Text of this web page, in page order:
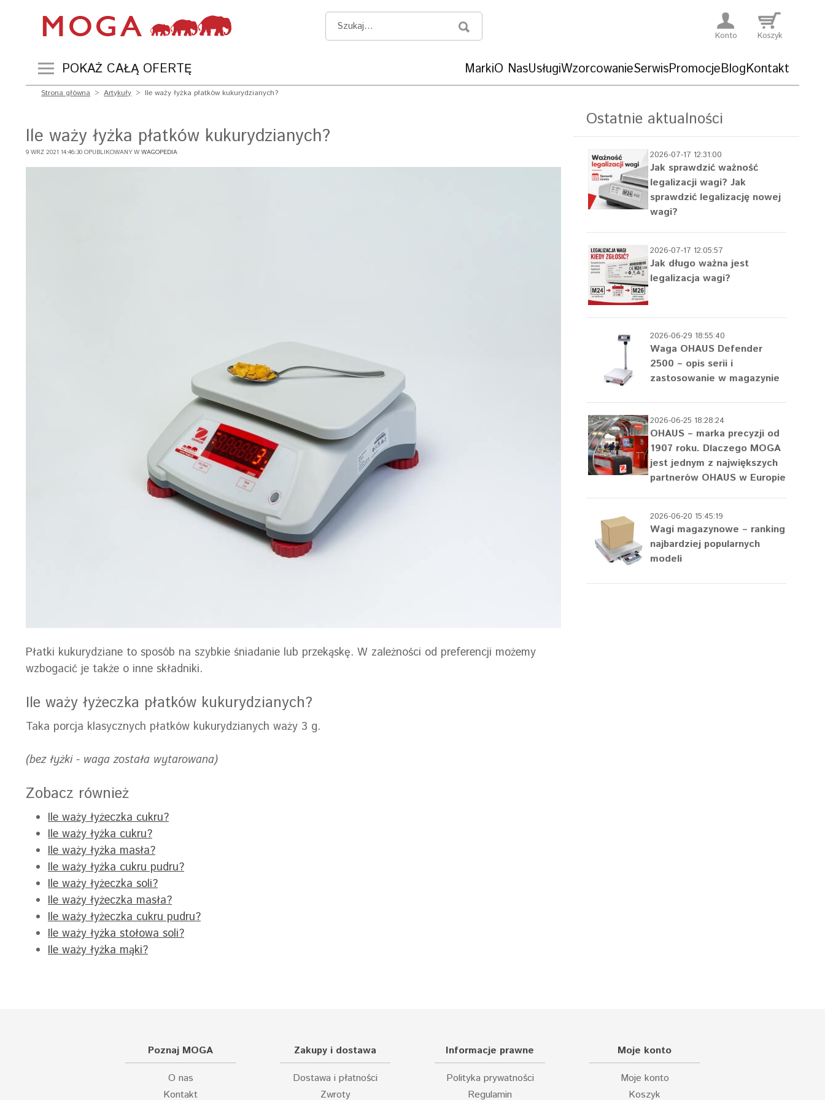
Konto Koszyk
POKAŻ CAŁĄ OFERTĘ MarkiO NasUsługiWzorcowanieSerwisPromocjeBlogKontakt
Strona główna > Artykuły > Ile waży łyżka płatków kukurydzianych?
Ile waży łyżka płatków kukurydzianych?
9 WRZ 2021 14:46:30 OPUBLIKOWANY W WAGOPEDIA
Płatki kukurydziane to sposób na szybkie śniadanie lub przekąskę. W zależności od preferencji możemy
wzbogacić je także o inne składniki.
Ile waży łyżeczka płatków kukurydzianych?
Taka porcja klasycznych płatków kukurydzianych waży 3 g.
(bez łyżki - waga została wytarowana)
Zobacz również
Ile waży łyżeczka cukru?
Ile waży łyżka cukru?
Ile waży łyżka masła?
Ile waży łyżka cukru pudru?
Ile waży łyżeczka soli?
Ile waży łyżeczka masła?
Ile waży łyżeczka cukru pudru?
Ile waży łyżka stołowa soli?
Ile waży łyżka mąki?
Ostatnie aktualności
2026-07-17 12:31:00
Jak sprawdzić ważność
legalizacji wagi? Jak
sprawdzić legalizację nowej
wagi?
2026-07-17 12:05:57
Jak długo ważna jest
legalizacja wagi?
2026-06-29 18:55:40
Waga OHAUS Defender
2500 – opis serii i
zastosowanie w magazynie
2026-06-25 18:28:24
OHAUS – marka precyzji od
1907 roku. Dlaczego MOGA
jest jednym z największych
partnerów OHAUS w Europie
2026-06-20 15:45:19
Wagi magazynowe – ranking
najbardziej popularnych
modeli
Poznaj MOGA
O nas
Kontakt
Zakupy i dostawa
Dostawa i płatności
Zwroty
Informacje prawne
Polityka prywatności
Regulamin
Moje konto
Moje konto
Koszyk